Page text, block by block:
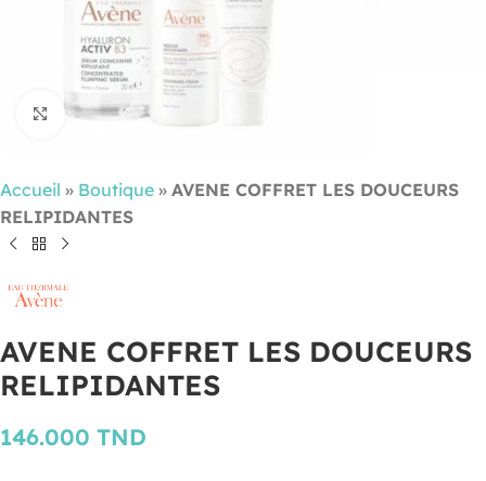
Cliquez pour agrandir
Accueil » Boutique » AVENE COFFRET LES DOUCEURS
RELIPIDANTES
AVENE COFFRET LES DOUCEURS
RELIPIDANTES
146.000 TND